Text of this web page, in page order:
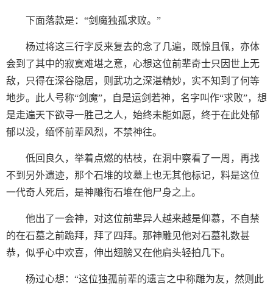
下面落款是：“剑魔独孤求败。”
杨过将这三行字反来复去的念了几遍，既惊且佩，亦体
会到了其中的寂寞难堪之意，心想这位前辈奇士只因世上无
敌，只得在深谷隐居，则武功之深湛精妙，实不知到了何等
地步。此人号称“剑魔”，自是运剑若神，名字叫作“求败”，想
是走遍天下欲寻一胜己之人，始终未能如愿，终于在此处郁
郁以没，缅怀前辈风烈，不禁神往。
低回良久，举着点燃的枯枝，在洞中察看了一周，再找
不到另外遗迹，那个石堆的坟墓上也无其他标记，料是这位
一代奇人死后，是神雕衔石堆在他尸身之上。
他出了一会神，对这位前辈异人越来越是仰慕，不自禁
的在石墓之前跪拜，拜了四拜。那神雕见他对石墓礼数甚
恭，似乎心中欢喜，伸出翅膀又在他肩头轻拍几下。
杨过心想：“这位独孤前辈的遗言之中称雕为友，然则此